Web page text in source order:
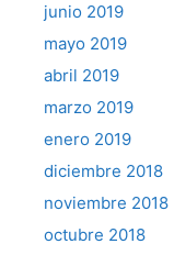
junio 2019
mayo 2019
abril 2019
marzo 2019
enero 2019
diciembre 2018
noviembre 2018
octubre 2018